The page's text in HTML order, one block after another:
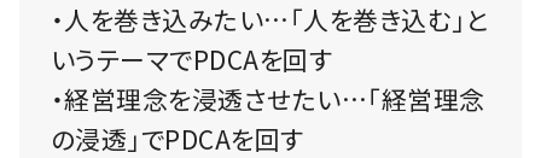
・人を巻き込みたい…「人を巻き込む」と
いうテーマでPDCAを回す
・経営理念を浸透させたい…「経営理念
の浸透」でPDCAを回す